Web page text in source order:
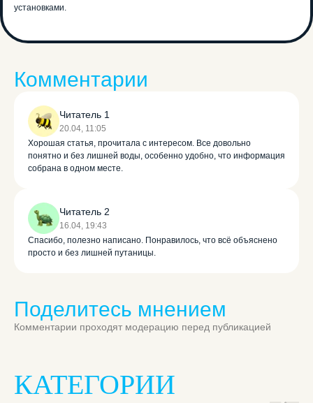
установками.
Комментарии
Читатель 1
20.04, 11:05
Хорошая статья, прочитала с интересом. Все довольно
понятно и без лишней воды, особенно удобно, что информация
собрана в одном месте.
Читатель 2
16.04, 19:43
Спасибо, полезно написано. Понравилось, что всё объяснено
просто и без лишней путаницы.
Поделитесь мнением
Комментарии проходят модерацию перед публикацией
КАТЕГОРИИ
Единственная
автошкола в РФ с ИИ-